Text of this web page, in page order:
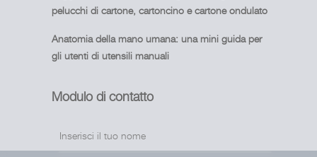
pelucchi di cartone, cartoncino e cartone ondulato
Anatomia della mano umana: una mini guida per
gli utenti di utensili manuali
Modulo di contatto